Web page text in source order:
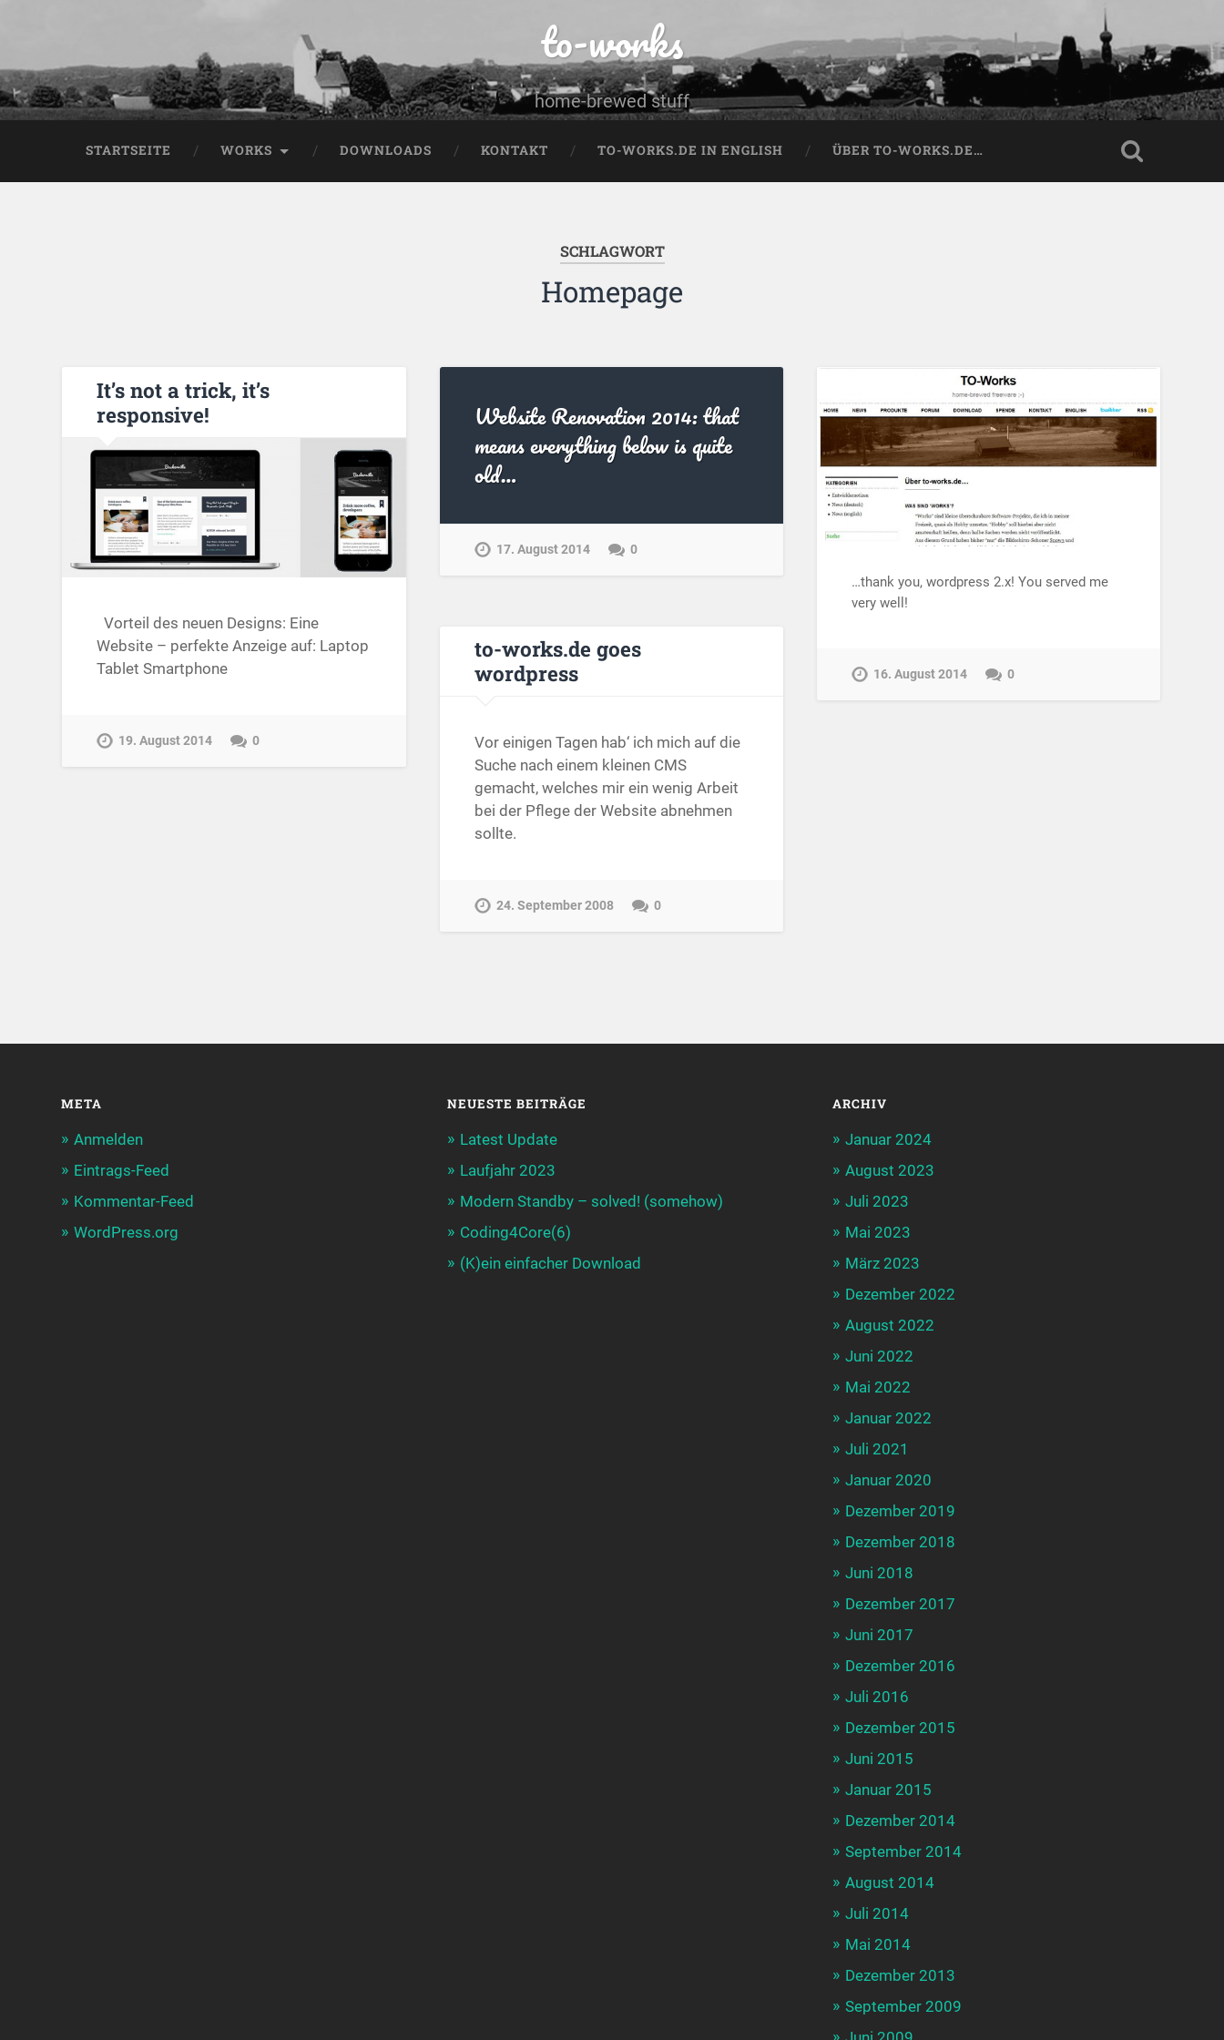
to-works
home-brewed stuff
STARTSEITE WORKS DOWNLOADS KONTAKT TO-WORKS.DE IN ENGLISH ÜBER TO-WORKS.DE…
SCHLAGWORT
Homepage
It’s not a trick, it’s
responsive!
Vorteil des neuen Designs: Eine
Website – perfekte Anzeige auf: Laptop
Tablet Smartphone
19. August 2014 0
Website Renovation 2014: that
means everything below is quite
old…
17. August 2014 0
…thank you, wordpress 2.x! You served me
very well!
16. August 2014 0
to-works.de goes
wordpress
Vor einigen Tagen hab‘ ich mich auf die
Suche nach einem kleinen CMS
gemacht, welches mir ein wenig Arbeit
bei der Pflege der Website abnehmen
sollte.
24. September 2008 0
META
Anmelden
Eintrags-Feed
Kommentar-Feed
WordPress.org
NEUESTE BEITRÄGE
Latest Update
Laufjahr 2023
Modern Standby – solved! (somehow)
Coding4Core(6)
(K)ein einfacher Download
ARCHIV
Januar 2024
August 2023
Juli 2023
Mai 2023
März 2023
Dezember 2022
August 2022
Juni 2022
Mai 2022
Januar 2022
Juli 2021
Januar 2020
Dezember 2019
Dezember 2018
Juni 2018
Dezember 2017
Juni 2017
Dezember 2016
Juli 2016
Dezember 2015
Juni 2015
Januar 2015
Dezember 2014
September 2014
August 2014
Juli 2014
Mai 2014
Dezember 2013
September 2009